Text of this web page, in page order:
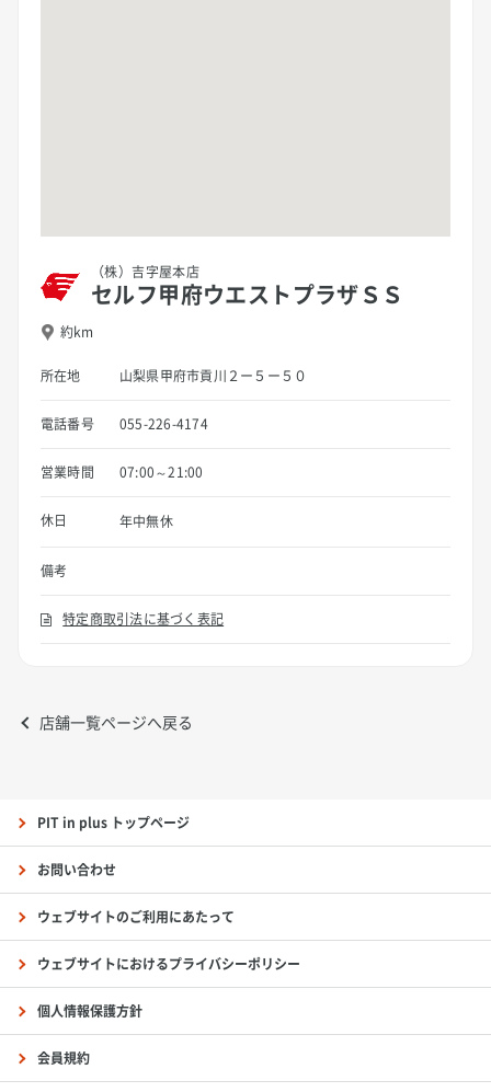
（株）吉字屋本店
セルフ甲府ウエストプラザＳＳ
約km
所在地 山梨県甲府市貢川２ー５ー５０
電話番号 055-226-4174
営業時間 07:00～21:00
休日 年中無休
備考
特定商取引法に基づく表記
店舗一覧ページへ戻る
PIT in plus トップページ
お問い合わせ
ウェブサイトのご利用にあたって
ウェブサイトにおけるプライバシーポリシー
個人情報保護方針
会員規約